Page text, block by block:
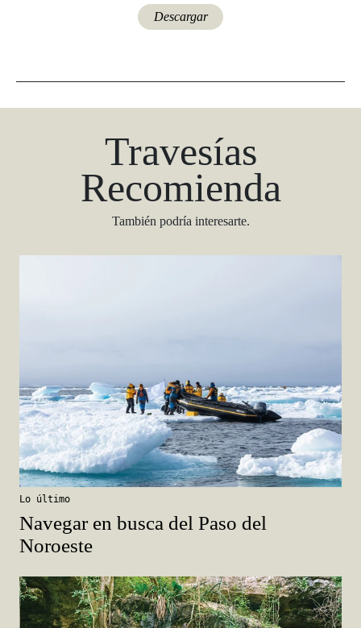
Descargar
Travesías
Recomienda
También podría interesarte.
Lo último
Navegar en busca del Paso del
Noroeste